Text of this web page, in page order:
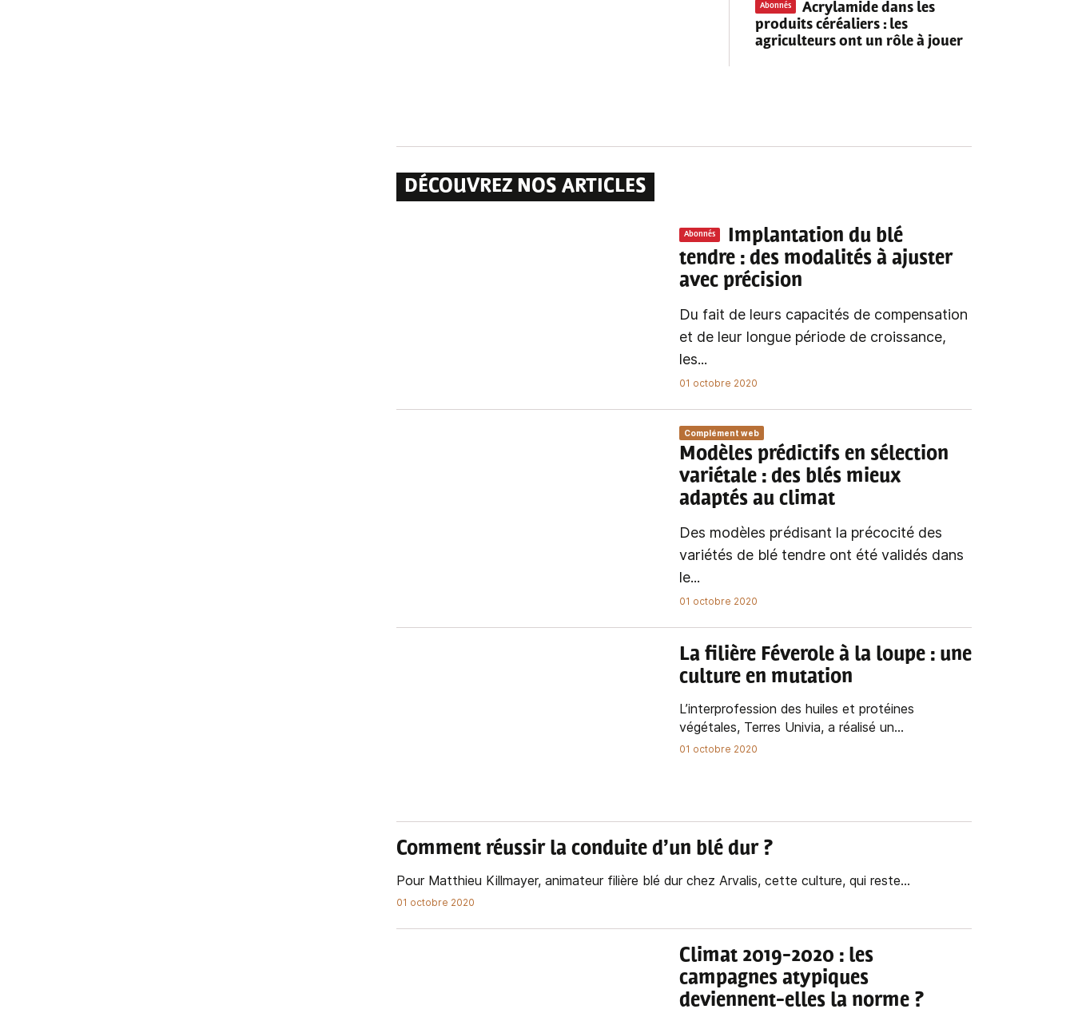
Abonnés
Acrylamide dans les
produits céréaliers : les
agriculteurs ont un rôle à jouer
DÉCOUVREZ NOS ARTICLES
Abonnés
Implantation du blé
tendre : des modalités à ajuster
avec précision
Du fait de leurs capacités de compensation
et de leur longue période de croissance,
les...
01 octobre 2020
Complément web
Modèles prédictifs en sélection
variétale : des blés mieux
adaptés au climat
Des modèles prédisant la précocité des
variétés de blé tendre ont été validés dans
le...
01 octobre 2020
La filière Féverole à la loupe : une
culture en mutation
L’interprofession des huiles et protéines
végétales, Terres Univia, a réalisé un...
01 octobre 2020
Comment réussir la conduite d’un blé dur ?
Pour Matthieu Killmayer, animateur filière blé dur chez Arvalis, cette culture, qui reste...
01 octobre 2020
Climat 2019-2020 : les
campagnes atypiques
deviennent-elles la norme ?